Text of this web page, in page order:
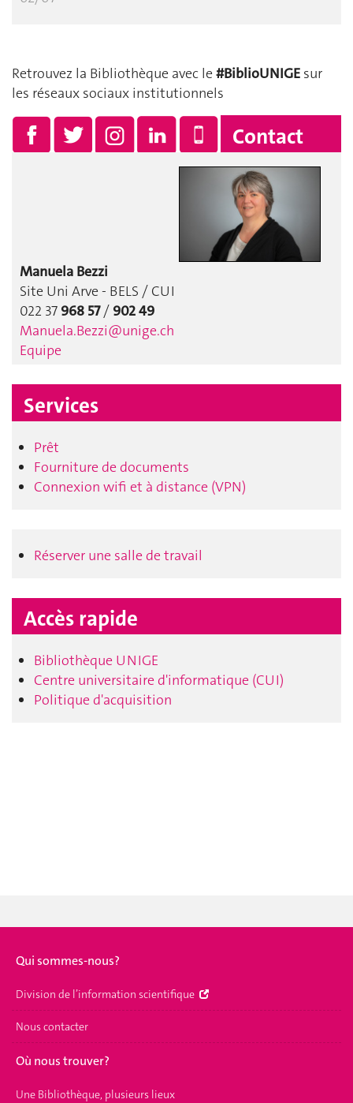
Retrouvez la Bibliothèque avec le#BiblioUNIGE sur
les réseaux sociaux institutionnels
Contact
Manuela Bezzi
Site Uni Arve - BELS / CUI
022 37 968 57/ 902 49
Manuela.Bezzi@unige.ch
Equipe
Services
Prêt
Fourniture de documents
Connexion wifi et à distance (VPN)
Réserver une salle de travail
Accès rapide
Bibliothèque UNIGE
Centre universitaire d'informatique (CUI)
Politique d'acquisition
Qui sommes-nous?
Division de l’information scientifique
Nous contacter
Où nous trouver?
Une Bibliothèque, plusieurs lieux